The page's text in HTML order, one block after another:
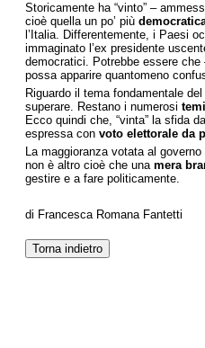
Storicamente ha “vinto” –
cioè quella un po’ più
l’Italia. Differentemente, i Paesi
immaginato l’ex presidente
democratici. Potrebbe essere
possa apparire quantomeno
Riguardo il tema fondamentale
superare. Restano i numerosi
Ecco quindi che, “vinta” la sfida
espressa con voto elettorale da
La maggioranza votata al
non è altro cioè che una mera
gestire e a fare politicamente.
di Francesca Romana Fantetti